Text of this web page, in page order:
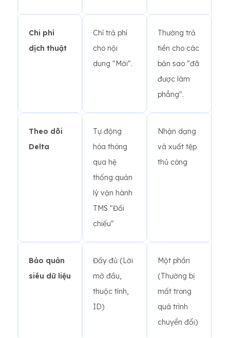
Chi phí
dịch thuật
Chỉ trả phí
cho nội
dung "Mới".
Thường trả
tiền cho các
bản sao "đã
được làm
phẳng".
Theo dõi
Delta
Tự động
hóa thông
qua hệ
thống quản
lý vận hành
TMS "Đối
chiếu"
Nhận dạng
và xuất tệp
thủ công
Bảo quản
siêu dữ liệu
Đầy đủ (Lời
mở đầu,
thuộc tính,
ID)
Một phần
(Thường bị
mất trong
quá trình
chuyển đổi)